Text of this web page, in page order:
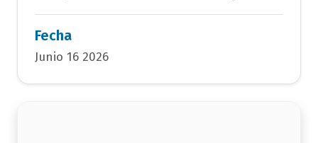
Fecha
Junio 16 2026